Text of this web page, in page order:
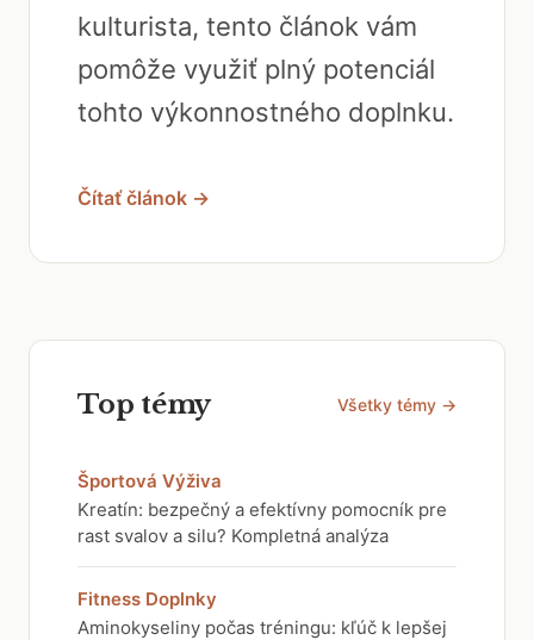
kulturista, tento článok vám
pomôže využiť plný potenciál
tohto výkonnostného doplnku.
Čítať článok →
Top témy Všetky témy →
Športová Výživa
Kreatín: bezpečný a efektívny pomocník pre
rast svalov a silu? Kompletná analýza
Fitness Doplnky
Aminokyseliny počas tréningu: kľúč k lepšej